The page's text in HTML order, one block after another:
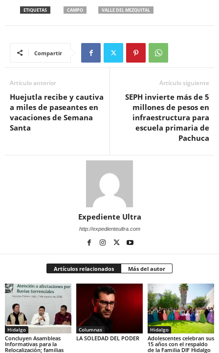
ETIQUETAS CAMPO VALLE DEL MEZQUITAL
Compartir
Artículo anterior
Huejutla recibe y cautiva
a miles de paseantes en
vacaciones de Semana
Santa
Artículo siguiente
SEPH invierte más de 5
millones de pesos en
infraestructura para
escuela primaria de
Pachuca
Expediente Ultra
http://expedienteultra.com
Artículos relacionados Más del autor
Hidalgo
Concluyen Asambleas
Informativas para la
Relocalización; familias
Columnas
LA SOLEDAD DEL PODER
Hidalgo
Adolescentes celebran sus
15 años con el respaldo
de la Familia DIF Hidalgo